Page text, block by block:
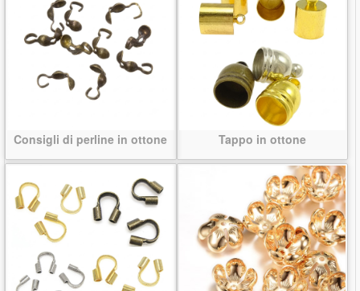
Consigli di perline in ottone Tappo in ottone